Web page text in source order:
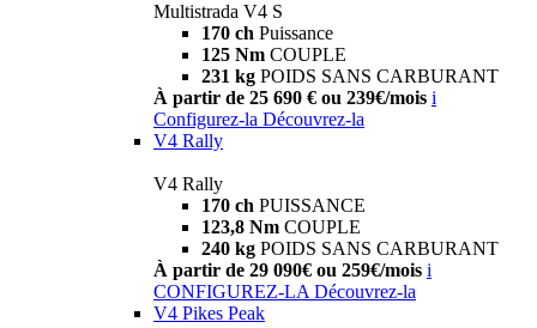
Multistrada V4 S
170 ch Puissance
125 Nm COUPLE
231 kg POIDS SANS CARBURANT
À partir de 25 690 € ou 239€/mois i
Configurez-la Découvrez-la
V4 Rally
V4 Rally
170 ch PUISSANCE
123,8 Nm COUPLE
240 kg POIDS SANS CARBURANT
À partir de 29 090€ ou 259€/mois i
CONFIGUREZ-LA Découvrez-la
V4 Pikes Peak